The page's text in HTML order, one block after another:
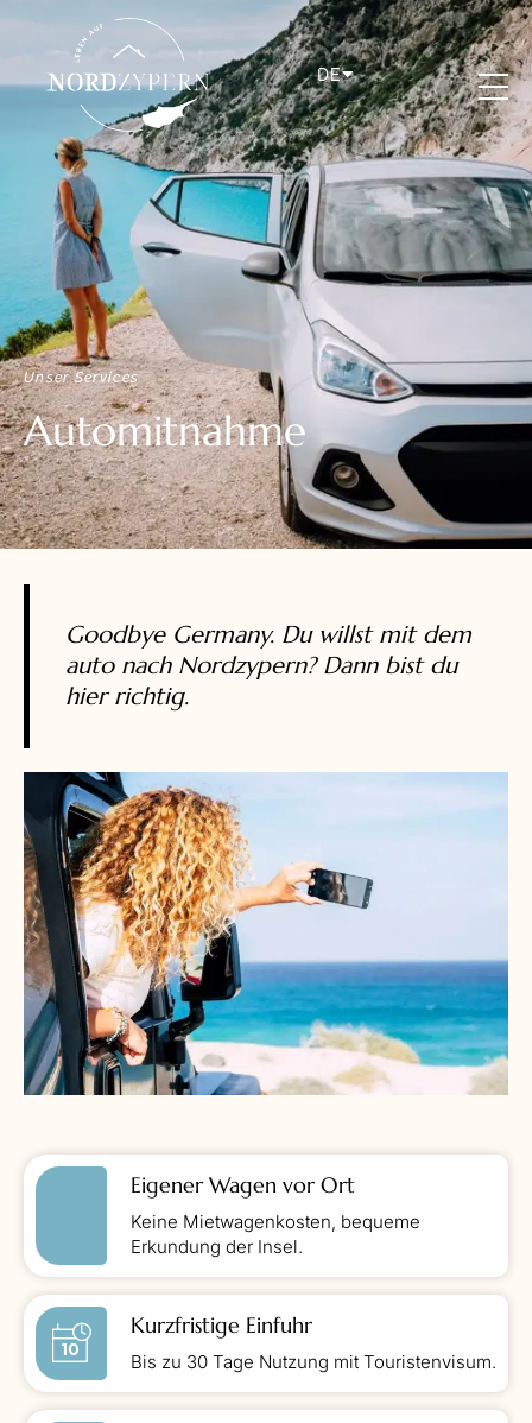
DE
Unser Services
Automitnahme
Goodbye Germany. Du willst mit dem
auto nach Nordzypern? Dann bist du
hier richtig.
Eigener Wagen vor Ort
Keine Mietwagenkosten, bequeme
Erkundung der Insel.
Kurzfristige Einfuhr
Bis zu 30 Tage Nutzung mit Touristenvisum.